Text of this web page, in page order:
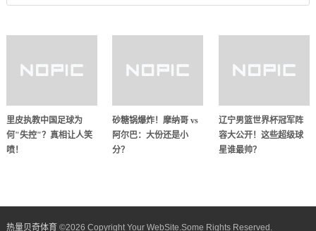
里皮执教中国足球为
何"失控"？真相让人笑
喷！
砂糖锅爆炸！摩纳哥 vs
阿尔巴：大份还是小
分？
辽宁男篮世界杯冠军阵
容大公开！这些超级球
星谁最帅？
热量贝奇体育 ©2026 Copyright Your WebSite.Some Rights Reserved.